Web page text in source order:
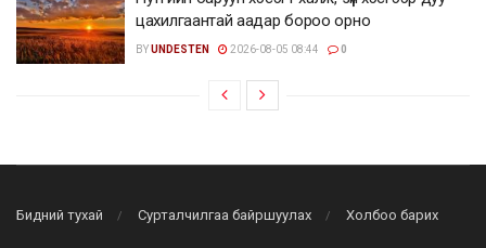
цахилгаантай аадар бороо орно
BYUNDESTEN 2026-08-05 08:44 0
Бидний тухай Сурталчилгаа байршуулах Холбоо барих